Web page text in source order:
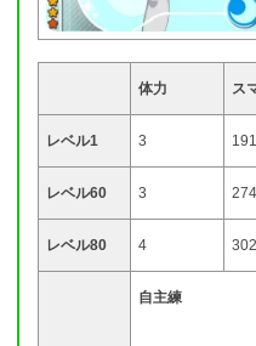
体力 ス
レベル1 3
レベル60 3
レベル80 4
自主練